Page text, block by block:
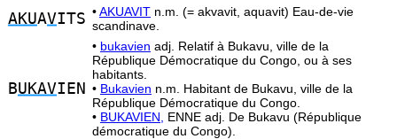
AKUAVITS •AKUAVIT n.m. (= akvavit, aquavit) Eau-de-vie
scandinave.
BUKAVIEN
• bukavien adj. Relatif à Bukavu, ville de la
République Démocratique du Congo, ou à ses
habitants.
• Bukavien n.m. Habitant de Bukavu, ville de la
République Démocratique du Congo.
• BUKAVIEN,
ENNE adj. De Bukavu (République
démocratique du Congo).